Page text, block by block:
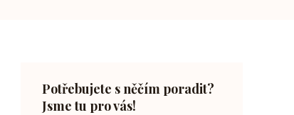
Potřebujete s něčím poradit?
Jsme tu pro vás!